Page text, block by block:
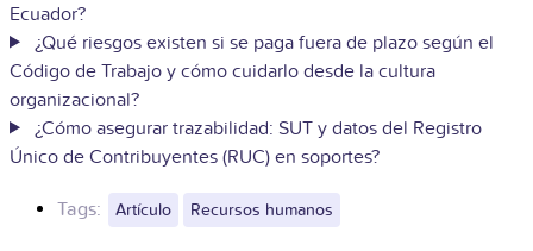
Ecuador?
¿Qué riesgos existen si se paga fuera de plazo según el
Código de Trabajo y cómo cuidarlo desde la cultura
organizacional?
¿Cómo asegurar trazabilidad: SUT y datos del Registro
Único de Contribuyentes (RUC) en soportes?
Tags: Artículo Recursos humanos